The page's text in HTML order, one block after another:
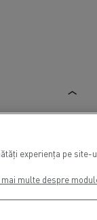
experiența pe
multe despre